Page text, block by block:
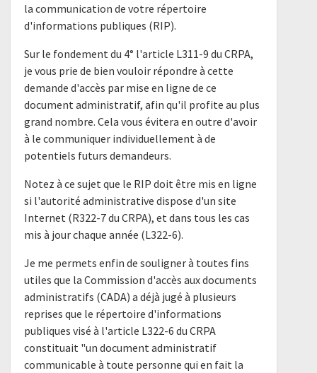
la communication de votre répertoire
d'informations publiques (RIP).
Sur le fondement du 4° l'article L311-9 du CRPA,
je vous prie de bien vouloir répondre à cette
demande d'accès par mise en ligne de ce
document administratif, afin qu'il profite au plus
grand nombre. Cela vous évitera en outre d'avoir
à le communiquer individuellement à de
potentiels futurs demandeurs.
Notez à ce sujet que le RIP doit être mis en ligne
si l'autorité administrative dispose d'un site
Internet (R322-7 du CRPA), et dans tous les cas
mis à jour chaque année (L322-6).
Je me permets enfin de souligner à toutes fins
utiles que la Commission d'accès aux documents
administratifs (CADA) a déjà jugé à plusieurs
reprises que le répertoire d'informations
publiques visé à l'article L322-6 du CRPA
constituait "un document administratif
communicable à toute personne qui en fait la